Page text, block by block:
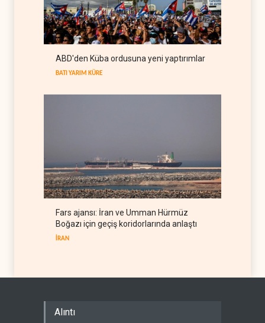
yeni güvenlik hattına
dönüştürüyor
İSRAİL 06 Ağustos 2026
bırakma diyaloğu için kanal
ABD'den Küba ordusuna yeni yaptırımlar
BATI YARIM KÜRE
Fars ajansı: İran ve Umman Hürmüz
Boğazı için geçiş koridorlarında anlaştı
İRAN
Alıntı